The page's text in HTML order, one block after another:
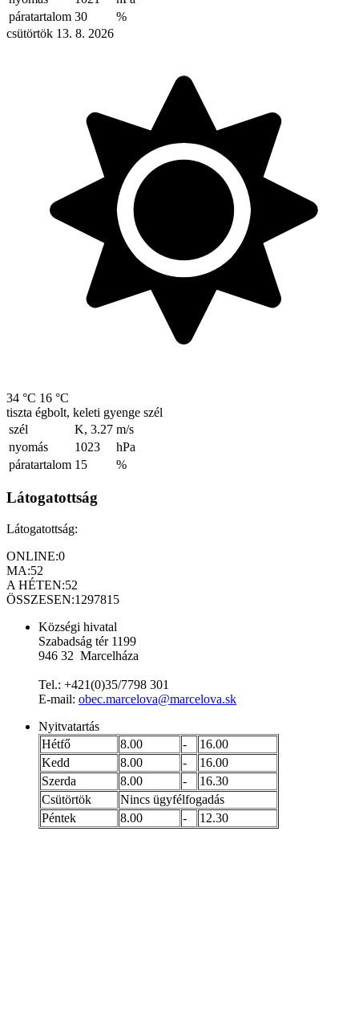
páratartalom 30
%
csütörtök 13. 8. 2026
34 °C 16 °C
tiszta égbolt, keleti gyenge szél
szél
K, 3.27 m/s
nyomás
1023
hPa
páratartalom 15 %
Látogatottság
Látogatottság:
ONLINE:0
MA:52
A HÉTEN:52
ÖSSZESEN:1297815
Községi hivatal
Szabadság tér 1199
946 32 Marcelháza
Tel.: +421(0)35/7798 301
E-mail: obec.marcelova@marcelova.sk
Nyitvatartás
Hétfő
8.00 -
16.00
Kedd
8.00 -
16.00
Szerda
8.00 -
16.30
Csütörtök
Nincs ügyfélfogadás
Péntek
8.00 - 12.30